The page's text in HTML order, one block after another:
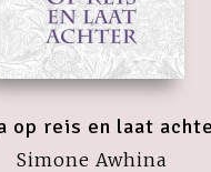
op reis en laat
Simone Awhina